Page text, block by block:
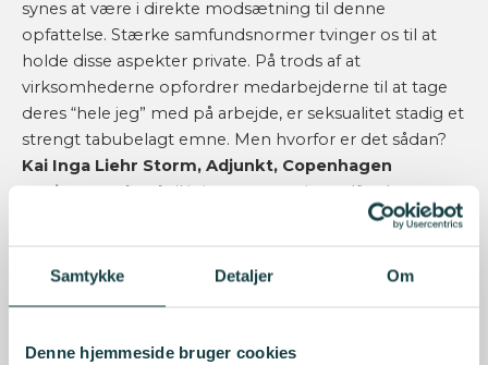
Samtykke Detaljer Om
Denne hjemmeside bruger cookies
synes at være i direkte modsætning til denne
opfattelse. Stærke samfundsnormer tvinger os til at
holde disse aspekter private. På trods af at
virksomhederne opfordrer medarbejderne til at tage
deres “hele jeg” med på arbejde, er seksualitet stadig et
strengt tabubelagt emne. Men hvorfor er det sådan?
Kai Inga Liehr Storm, Adjunkt, Copenhagen
Business Schoolvil i sin præsentation udforske
oprindelsen til denne kulturelle norm, dens indvirkning
sig, når Generation Z og Generation Alpha kommer ud
Vi får også besøg afDanske Rainbow Network